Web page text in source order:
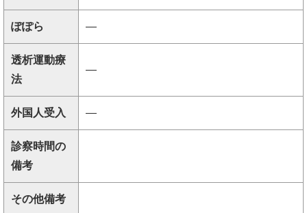
ぽぽら ―
透析運動療
法
―
外国人受入 ―
診察時間の
備考
その他備考